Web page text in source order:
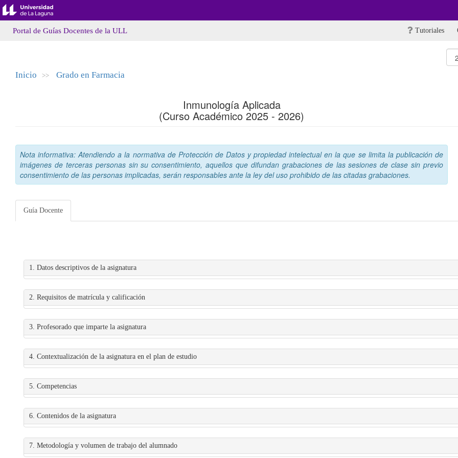
Portal de Guías Docentes de la ULL Tutoriales
Inicio >> Grado en Farmacia
Inmunología Aplicada
(Curso Académico 2025 - 2026)
Nota informativa: Atendiendo a la normativa de Protección de Datos y propiedad intelectual en la que se limita la publicación de
imágenes de terceras personas sin su consentimiento, aquellos que difundan grabaciones de las sesiones de clase sin previo
consentimiento de las personas implicadas, serán responsables ante la ley del uso prohibido de las citadas grabaciones.
Guía Docente
1. Datos descriptivos de la asignatura
2. Requisitos de matrícula y calificación
3. Profesorado que imparte la asignatura
4. Contextualización de la asignatura en el plan de estudio
5. Competencias
6. Contenidos de la asignatura
7. Metodología y volumen de trabajo del alumnado